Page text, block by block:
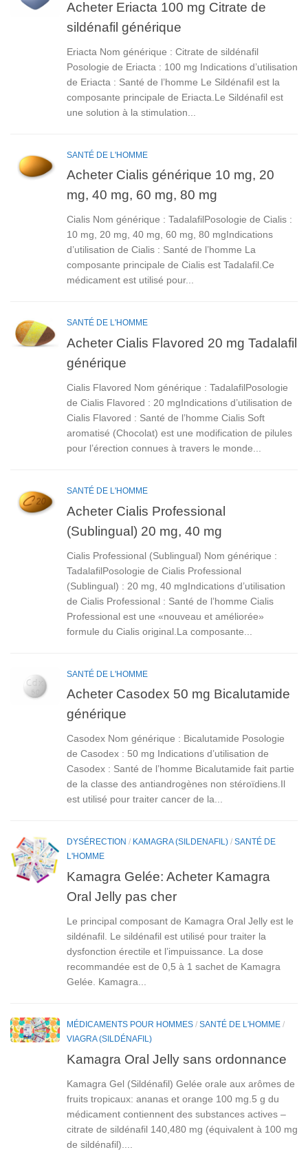
Acheter Eriacta 100 mg Citrate de
sildénafil générique
Eriacta Nom générique : Citrate de sildénafil
Posologie de Eriacta : 100 mg Indications d’utilisation
de Eriacta : Santé de l’homme Le Sildénafil est la
composante principale de Eriacta.Le Sildénafil est
une solution à la stimulation...
SANTÉ DE L'HOMME
Acheter Cialis générique 10 mg, 20
mg, 40 mg, 60 mg, 80 mg
Cialis Nom générique : TadalafilPosologie de Cialis :
10 mg, 20 mg, 40 mg, 60 mg, 80 mgIndications
d’utilisation de Cialis : Santé de l’homme La
composante principale de Cialis est Tadalafil.Ce
médicament est utilisé pour...
SANTÉ DE L'HOMME
Acheter Cialis Flavored 20 mg Tadalafil
générique
Cialis Flavored Nom générique : TadalafilPosologie
de Cialis Flavored : 20 mgIndications d’utilisation de
Cialis Flavored : Santé de l’homme Cialis Soft
aromatisé (Chocolat) est une modification de pilules
pour l’érection connues à travers le monde...
SANTÉ DE L'HOMME
Acheter Cialis Professional
(Sublingual) 20 mg, 40 mg
Cialis Professional (Sublingual) Nom générique :
TadalafilPosologie de Cialis Professional
(Sublingual) : 20 mg, 40 mgIndications d’utilisation
de Cialis Professional : Santé de l’homme Cialis
Professional est une «nouveau et améliorée»
formule du Cialis original.La composante...
SANTÉ DE L'HOMME
Acheter Casodex 50 mg Bicalutamide
générique
Casodex Nom générique : Bicalutamide Posologie
de Casodex : 50 mg Indications d’utilisation de
Casodex : Santé de l’homme Bicalutamide fait partie
de la classe des antiandrogènes non stéroïdiens.Il
est utilisé pour traiter cancer de la...
DYSÉRECTION / KAMAGRA (SILDENAFIL) / SANTÉ DE
L'HOMME
Kamagra Gelée: Acheter Kamagra
Oral Jelly pas cher
Le principal composant de Kamagra Oral Jelly est le
sildénafil. Le sildénafil est utilisé pour traiter la
dysfonction érectile et l’impuissance. La dose
recommandée est de 0,5 à 1 sachet de Kamagra
Gelée. Kamagra...
MÉDICAMENTS POUR HOMMES / SANTÉ DE L'HOMME /
VIAGRA (SILDÉNAFIL)
Kamagra Oral Jelly sans ordonnance
Kamagra Gel (Sildénafil) Gelée orale aux arômes de
fruits tropicaux: ananas et orange 100 mg.5 g du
médicament contiennent des substances actives –
citrate de sildénafil 140,480 mg (équivalent à 100 mg
de sildénafil)....